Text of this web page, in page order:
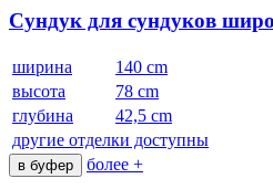
Сундук для сундуков
ширина
140 cm
высота
78 cm
глубина
42,5 cm
другие отделки доступны
в буфер более +